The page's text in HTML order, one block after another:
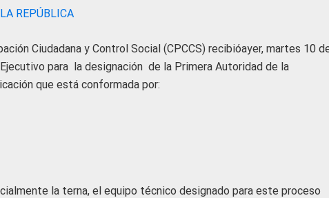
REPÚBLICA
Ciudadana y Control Social (CPCCS) recibióayer, martes 10
para la designación de la Primera Autoridad de la
que está conformada por:
la terna, el equipo técnico designado para este proceso